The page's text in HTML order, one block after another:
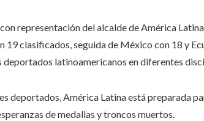
representación del alcalde de América
19 clasificados, seguida de México con 18 y
latinoamericanos en diferentes
deportados, América Latina está preparada
de medallas y troncos muertos.